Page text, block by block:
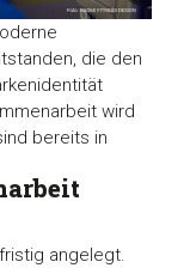
die den
wird
bereits in
angelegt.